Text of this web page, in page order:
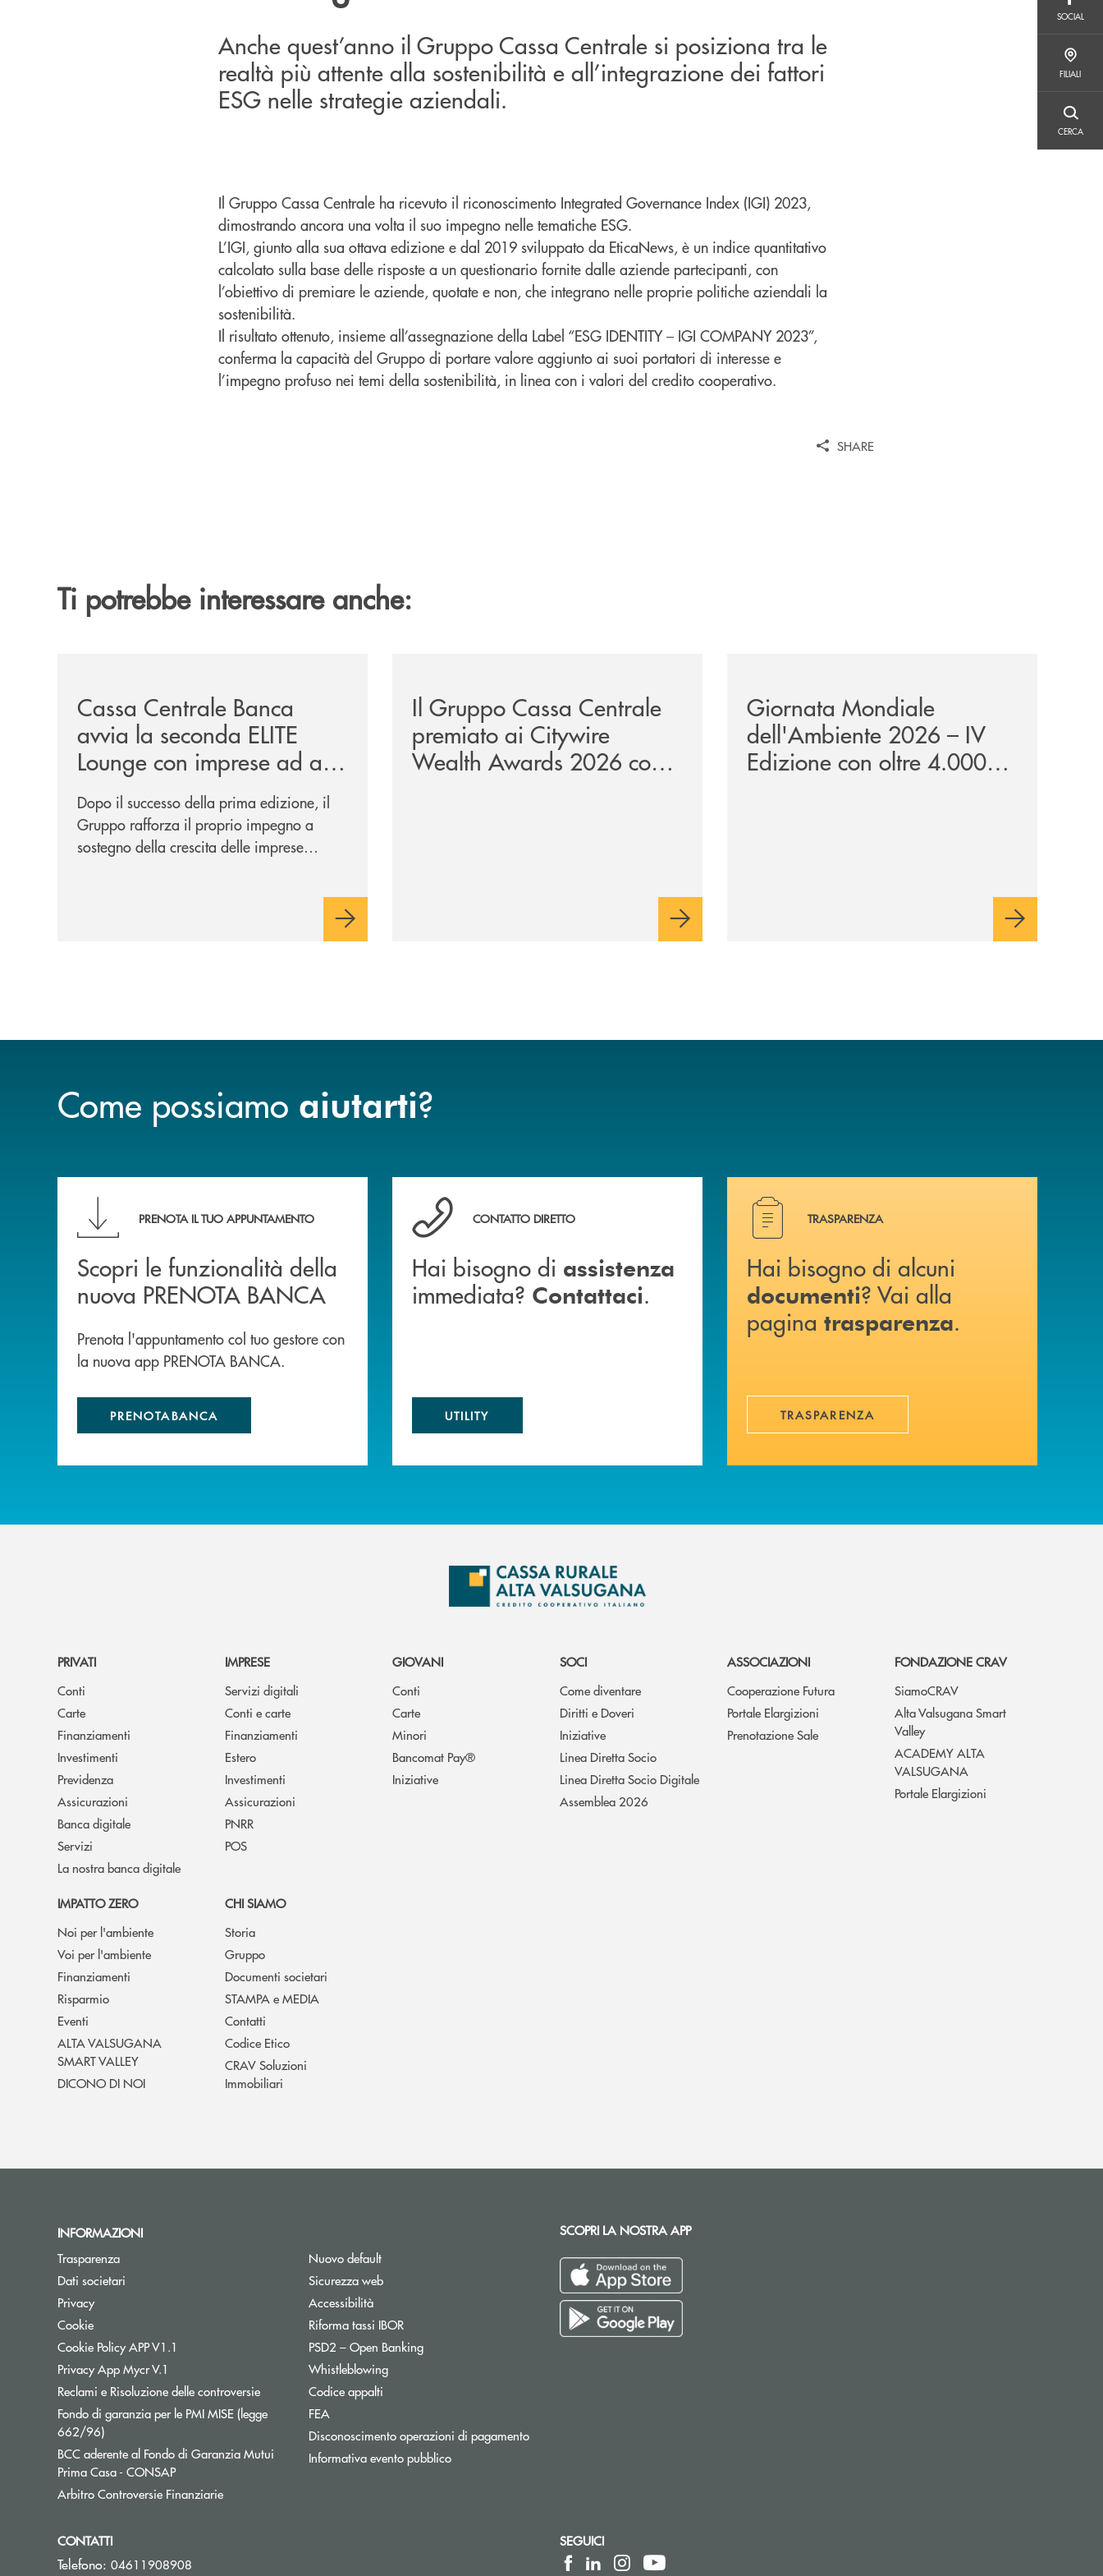
SOCIAL
FILIALI
CERCA
Anche quest’anno il Gruppo Cassa Centrale si posiziona tra le
realtà più attente alla sostenibilità e all’integrazione dei fattori
ESG nelle strategie aziendali.
Il Gruppo Cassa Centrale ha ricevuto il riconoscimento Integrated Governance Index (IGI) 2023,
dimostrando ancora una volta il suo impegno nelle tematiche ESG.
L’IGI, giunto alla sua ottava edizione e dal 2019 sviluppato da EticaNews, è un indice quantitativo
calcolato sulla base delle risposte a un questionario fornite dalle aziende partecipanti, con
l’obiettivo di premiare le aziende, quotate e non, che integrano nelle proprie politiche aziendali la
sostenibilità.
Il risultato ottenuto, insieme all’assegnazione della Label “ESG IDENTITY – IGI COMPANY 2023”,
conferma la capacità del Gruppo di portare valore aggiunto ai suoi portatori di interesse e
l’impegno profuso nei temi della sostenibilità, in linea con i valori del credito cooperativo.
SHARE
Ti potrebbe interessare anche:
Cassa Centrale Banca
avvia la seconda ELITE
Lounge con imprese ad alto
potenziale
Dopo il successo della prima edizione, il
Gruppo rafforza il proprio impegno a
sostegno della crescita delle imprese
Il Gruppo Cassa Centrale
premiato ai Citywire
Wealth Awards 2026 come
Giornata Mondiale
dell'Ambiente 2026 – IV
Edizione con oltre 4.000
Come possiamo aiutarti?
PRENOTA IL TUO APPUNTAMENTO
Scopri le funzionalità della
nuova PRENOTA BANCA
Prenota l'appuntamento col tuo gestore con
la nuova app PRENOTA BANCA.
PRENOTABANCA
Hai bisogno di assistenza immediata? Contattaci .
CONTATTO DIRETTO
Hai bisogno di assistenza
immediata? Contattaci.
UTILITY
Hai bisogno di alcuni documenti ? Vai alla pagina
TRASPARENZA
Hai bisogno di alcuni
documenti? Vai alla
pagina trasparenza.
TRASPARENZA
PRIVATI
Conti
Carte
Finanziamenti
Investimenti
Previdenza
Assicurazioni
Banca digitale
Servizi
La nostra banca digitale
IMPRESE
Servizi digitali
Conti e carte
Finanziamenti
Estero
Investimenti
Assicurazioni
PNRR
POS
GIOVANI
Conti
Carte
Minori
Bancomat Pay®
Iniziative
SOCI
Come diventare
Diritti e Doveri
Iniziative
Linea Diretta Socio
Linea Diretta Socio Digitale
Assemblea 2026
ASSOCIAZIONI
Cooperazione Futura
Portale Elargizioni
Prenotazione Sale
FONDAZIONE CRAV
SiamoCRAV
Alta Valsugana Smart
Valley
ACADEMY ALTA
VALSUGANA
Portale Elargizioni
IMPATTO ZERO
Noi per l'ambiente
Voi per l'ambiente
Finanziamenti
Risparmio
Eventi
ALTA VALSUGANA
SMART VALLEY
DICONO DI NOI
CHI SIAMO
Storia
Gruppo
Documenti societari
STAMPA e MEDIA
Contatti
Codice Etico
CRAV Soluzioni
Immobiliari
INFORMAZIONI
Trasparenza
Dati societari
Privacy
Cookie
Cookie Policy APP V1.1
Privacy App Mycr V.1
Reclami e Risoluzione delle controversie
Fondo di garanzia per le PMI MISE (legge
662/96)Apre una nuova finestra
BCC aderente al Fondo di Garanzia Mutui
Prima Casa - CONSAPApre una nuova finestra
Arbitro Controversie FinanziarieApre una nuova finestra
Nuovo default
Sicurezza web
Accessibilità
Riforma tassi IBOR
PSD2 – Open BankingApre una nuova finestra
Whistleblowing
Codice appalti
FEA
Disconoscimento operazioni di pagamentoApre una nuova finestra
Informativa evento pubblico
SCOPRI LA NOSTRA APP
CONTATTI
Telefono: 04611908908
SEGUICI